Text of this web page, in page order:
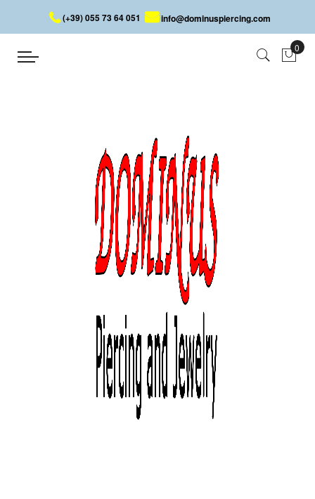
(+39) 055 73 64 051 info@dominuspiercing.com
OHRRINGE MIT BUNTEN FEDERN
OHRRINGE MIT BUNTEN FEDERN